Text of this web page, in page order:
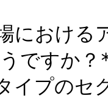
おける
ですか
イプのセ